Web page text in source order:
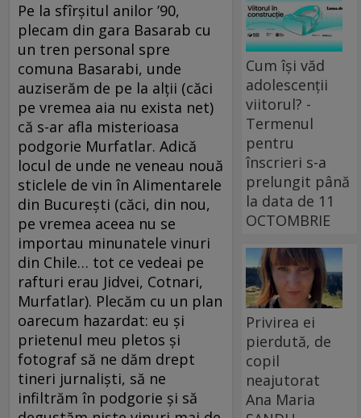
Pe la sfîrșitul anilor ’90,
plecam din gara Basarab cu
un tren personal spre
comuna Basarabi, unde
auziserăm de pe la alții (căci
pe vremea aia nu exista net)
că s-ar afla misterioasa
podgorie Murfatlar. Adică
locul de unde ne veneau nouă
sticlele de vin în Alimentarele
din București (căci, din nou,
pe vremea aceea nu se
importau minunatele vinuri
din Chile… tot ce vedeai pe
rafturi erau Jidvei, Cotnari,
Murfatlar). Plecăm cu un plan
oarecum hazardat: eu și
prietenul meu pletos și
fotograf să ne dăm drept
tineri jurnaliști, să ne
infiltrăm în podgorie și să
Cum își văd
adolescenții
viitorul? -
Termenul
pentru
înscrieri s-a
prelungit până
la data de 11
OCTOMBRIE
Privirea ei
pierdută, de
copil
neajutorat
Ana Maria